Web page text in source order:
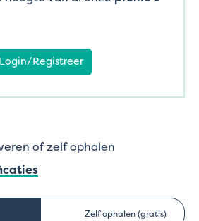
Login/Registreer
of zelf ophalen
Zelf ophalen (gratis)